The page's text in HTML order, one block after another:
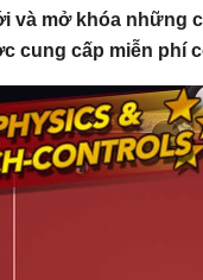
và mở khóa những
cung cấp miễn phí